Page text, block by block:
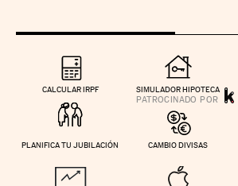
CALCULAR IRPF SIMULADOR HIPOTECA
PLANIFICA TU JUBILACIÓN CAMBIO DIVISAS